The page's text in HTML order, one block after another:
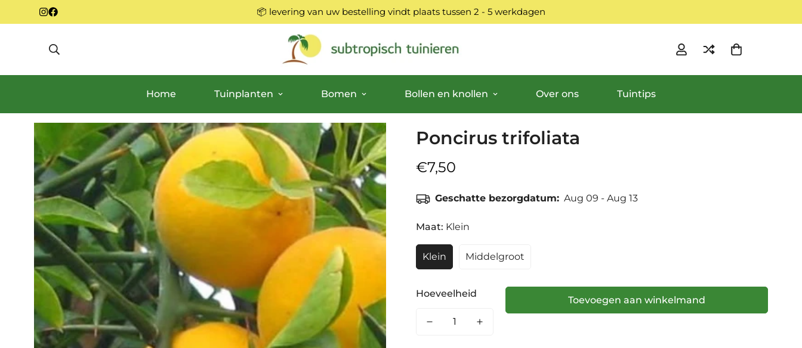
📦 levering van uw bestelling vindt plaats tussen 2 - 5 werkdagen
Home Tuinplanten Bomen Bollen en knollen Over ons Tuintips
Poncirus trifoliata
Normale
€7,50
Geschatte bezorgdatum: Aug 09 - Aug 13
Maat: Klein
Klein Middelgroot
Hoeveelheid
Toevoegen aan winkelmand